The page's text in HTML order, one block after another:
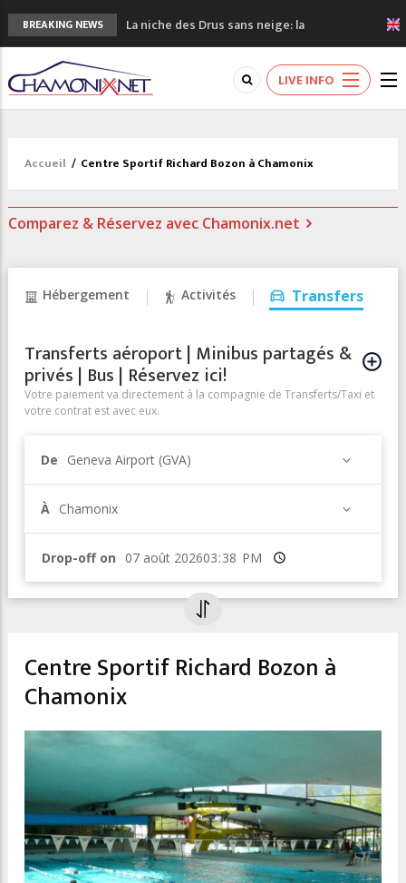
BREAKING NEWS
La niche des Drus sans neige: la
sécheresse en haute montagne
3 bonnes raisons pour visiter le nouveau
Musée du Mont-Blanc
Accidents en montagne: 3 personnes sont
Craft ouvre un nouveau magasin de course
LIVE INFO
Accueil / Centre Sportif Richard Bozon à Chamonix
Comparez & Réservez avec Chamonix.net
Hébergement Activités Transfers
Transferts aéroport | Minibus partagés &
privés | Bus | Réservez ici!
Votre paiement va directement à la compagnie de Transferts/Taxi et
votre contrat est avec eux.
De Geneva Airport (GVA)
À Chamonix
Drop-off on Heure
Centre Sportif Richard Bozon à
Chamonix